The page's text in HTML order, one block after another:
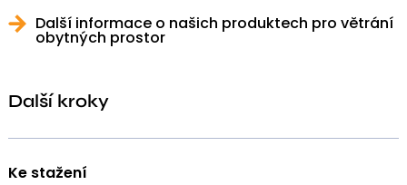
Další informace o našich produktech pro větrání
obytných prostor
Další kroky
Ke stažení